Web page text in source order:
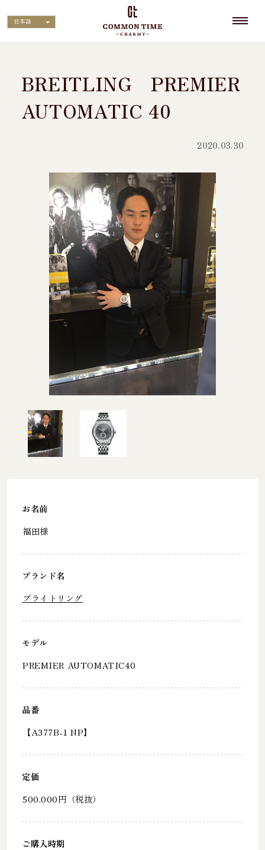
日本語
BREITLING PREMIER
AUTOMATIC 40
2020.03.30
お名前
福田様
ブランド名
ブライトリング
モデル
PREMIER AUTOMATIC40
品番
【A377B-1 NP】
定価
500.000円（税抜）
ご購入時期